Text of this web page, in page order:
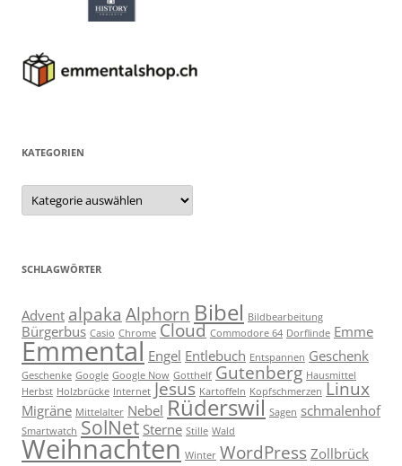
KATEGORIEN
Kategorien
SCHLAGWÖRTER
Advent alpaka Alphorn Bibel Bildbearbeitung
Bürgerbus Casio Chrome Cloud Commodore 64 Dorflinde Emme
Emmental Engel Entlebuch Entspannen Geschenk
Geschenke Google Google Now Gotthelf Gutenberg Hausmittel
Herbst Holzbrücke Internet Jesus Kartoffeln Kopfschmerzen Linux
Migräne Mittelalter Nebel Rüderswil Sagen schmalenhof
Smartwatch SolNet Sterne Stille Wald
Weihnachten Winter WordPress Zollbrück